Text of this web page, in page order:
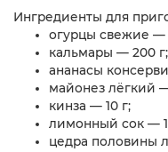
Ингредиенты для
огурцы свежие —
кальмары — 200 г;
ананасы
майонез лёгкий
кинза — 10 г;
лимонный сок — 1
цедра половины